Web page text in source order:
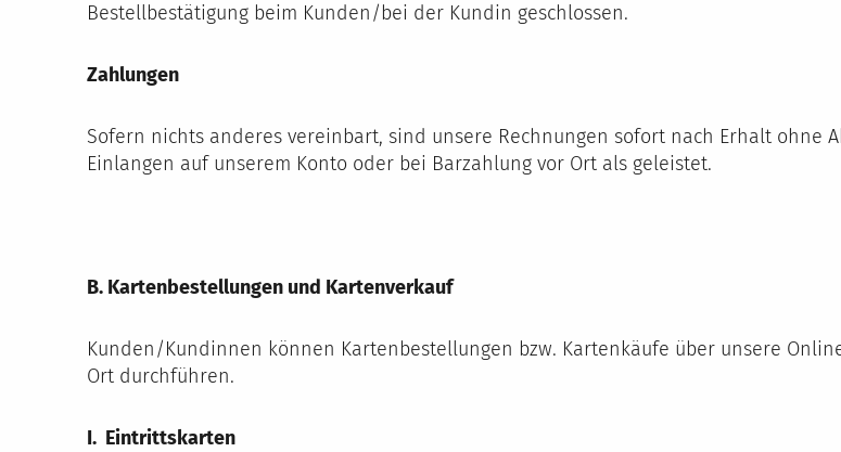
Bestellbestätigung beim Kunden/bei der Kundin geschlossen.
Zahlungen
Sofern nichts anderes vereinbart, sind unsere Rechnungen sofort nach Erhalt ohne
Einlangen auf unserem Konto oder bei Barzahlung vor Ort als geleistet.
B. Kartenbestellungen und Kartenverkauf
Kunden/Kundinnen können Kartenbestellungen bzw. Kartenkäufe über unsere
Ort durchführen.
I. Eintrittskarten